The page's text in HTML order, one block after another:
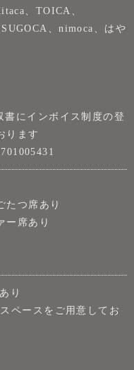
、TOICA、
、nimoca、はや
にインボイス制度の登
ります
たつ席あり
ー席あり
り
ペースをご用意してお